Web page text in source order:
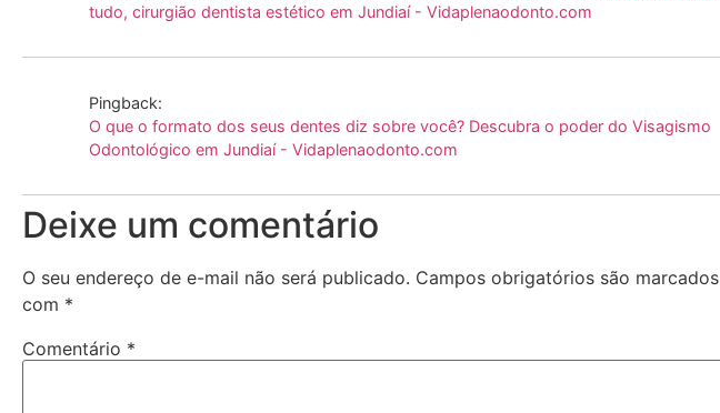
tudo, cirurgião dentista estético em Jundiaí - Vidaplenaodonto.com
Pingback:
O que o formato dos seus dentes diz sobre você? Descubra o poder do Visagismo
Odontológico em Jundiaí - Vidaplenaodonto.com
Deixe um comentário
O seu endereço de e-mail não será publicado. Campos obrigatórios são marcados
com *
Comentário *